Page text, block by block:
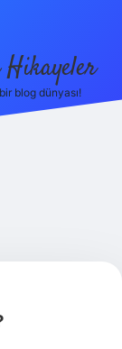
Hikayeler
blog dünyası!